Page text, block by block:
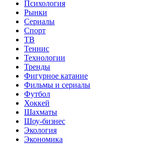
Психология
Рынки
Сериалы
Спорт
ТВ
Теннис
Технологии
Тренды
Фигурное катание
Фильмы и сериалы
Футбол
Хоккей
Шахматы
Шоу-бизнес
Экология
Экономика